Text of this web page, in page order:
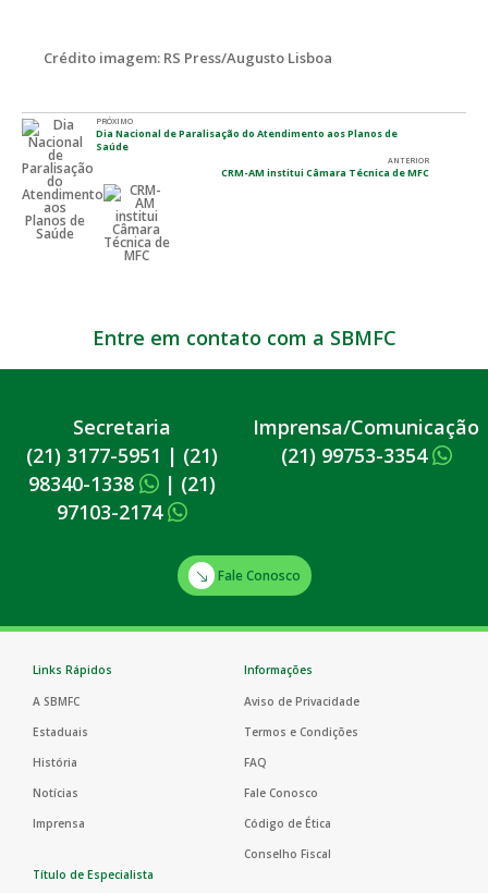
Crédito imagem: RS Press/Augusto Lisboa
PRÓXIMO
Dia Nacional de Paralisação do Atendimento aos Planos de
Saúde
ANTERIOR
CRM-AM institui Câmara Técnica de MFC
Entre em contato com a SBMFC
Secretaria
(21) 3177-5951 | (21)
98340-1338
| (21)
97103-2174
Imprensa/Comunicação
(21) 99753-3354
Fale Conosco
Links Rápidos
A SBMFC
Estaduais
História
Notícias
Imprensa
Informações
Aviso de Privacidade
Termos e Condições
FAQ
Fale Conosco
Código de Ética
Conselho Fiscal
Título de Especialista